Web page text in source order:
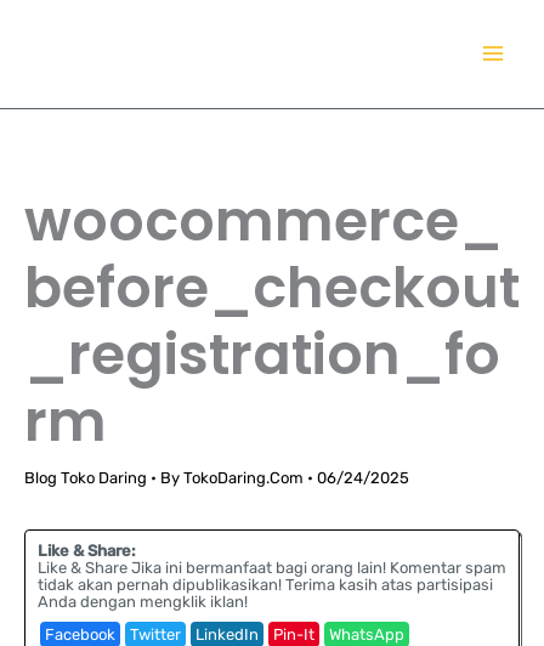
woocommerce_
before_checkout
_registration_fo
rm
Blog Toko Daring • By TokoDaring.Com • 06/24/2025
Like & Share:
Like & Share Jika ini bermanfaat bagi orang lain! Komentar spam
tidak akan pernah dipublikasikan! Terima kasih atas partisipasi
Anda dengan mengklik iklan!
Facebook
Twitter LinkedIn Pin-It WhatsApp